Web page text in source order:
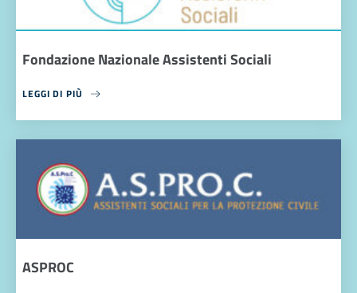
Fondazione Nazionale Assistenti Sociali
LEGGI DI PIÙ
ASPROC